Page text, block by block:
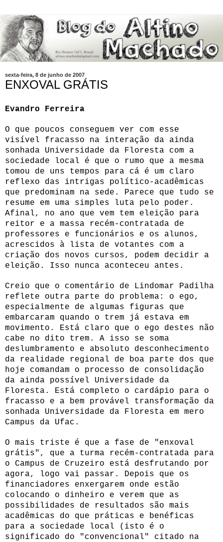
sexta-feira, 8 de junho de 2007
ENXOVAL GRÁTIS
Evandro Ferreira
O que poucos conseguem ver com esse
visível fracasso na interação da ainda
sonhada Universidade da Floresta com a
sociedade local é que o rumo que a mesma
tomou de uns tempos para cá é um claro
reflexo das intrigas político-acadêmicas
que predominam na sede. Parece que tudo se
resume em uma simples luta pelo poder.
Afinal, no ano que vem tem eleição para
reitor e a massa recém-contratada de
professores e funcionários e os alunos,
acrescidos à lista de votantes com a
criação dos novos cursos, podem decidir a
eleição. Isso nunca aconteceu antes.
Creio que o comentário de Lindomar Padilha
reflete outra parte do problema: o ego,
especialmente de algumas figuras que
embarcaram quando o trem já estava em
movimento. Está claro que o ego destes não
cabe no dito trem. A isso se soma
deslumbramento e absoluto desconhecimento
da realidade regional de boa parte dos que
hoje comandam o processo de consolidação
da ainda possível Universidade da
Floresta. Está completo o cardápio para o
fracasso e a bem provável transformação da
sonhada Universidade da Floresta em mero
Campus da Ufac.
O mais triste é que a fase de "enxoval
grátis", que a turma recém-contratada para
o Campus de Cruzeiro está desfrutando por
agora, logo vai passar. Depois que os
financiadores enxergarem onde estão
colocando o dinheiro e verem que as
possibilidades de resultados são mais
acadêmicas do que práticas e benéficas
para a sociedade local (isto é o
significado do "convencional" citado na